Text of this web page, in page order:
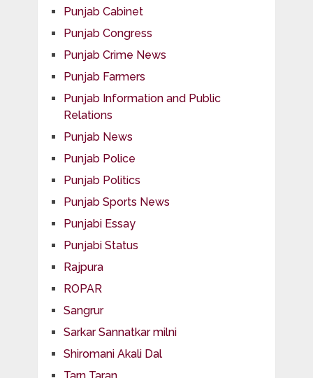
Punjab Cabinet
Punjab Congress
Punjab Crime News
Punjab Farmers
Punjab Information and Public
Relations
Punjab News
Punjab Police
Punjab Politics
Punjab Sports News
Punjabi Essay
Punjabi Status
Rajpura
ROPAR
Sangrur
Sarkar Sannatkar milni
Shiromani Akali Dal